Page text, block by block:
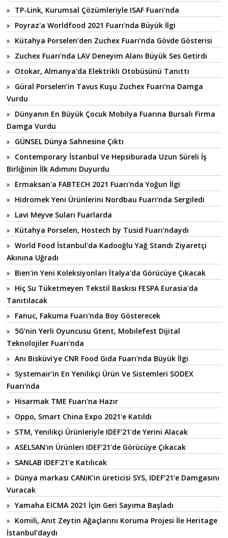
TP-Link, Kurumsal Çözümleriyle ISAF Fuarı’nda
Poyraz'a Worldfood 2021 Fuarı'nda Büyük İlgi
Kütahya Porselen’den Zuchex Fuarı’nda Gövde Gösterisi
Zuchex Fuarı’nda LAV Deneyim Alanı Büyük Ses Getirdi
Otokar, Almanya'da Elektrikli Otobüsünü Tanıttı
Güral Porselen’in Tavus Kuşu Zuchex Fuarı’na Damga
Vurdu
Dünyanın En Büyük Çocuk Mobilya Fuarına Bursalı Firma
Damga Vurdu
GÜNSEL Dünya Sahnesine Çıktı
Contemporary İstanbul Ve Hepsiburada Uzun Süreli İş
Birliğinin İlk Adımını Duyurdu
Ermaksan'a FABTECH 2021 Fuarı'nda Yoğun İlgi
Hidromek Yeni Ürünlerini Nordbau Fuarı’nda Sergiledi
Lavi Meyve Suları Fuarlarda
Kütahya Porselen, Hostech by Tusid Fuarı'ndaydı
World Food İstanbul'da Kadooğlu Yağ Standı Ziyaretçi
Akınına Uğradı
Bien'in Yeni Koleksiyonları İtalya'da Görücüye Çıkacak
Hiç Su Tüketmeyen Tekstil Baskısı FESPA Eurasia'da
Tanıtılacak
Fanuc, Fakuma Fuarı'nda Boy Gösterecek
5G’nin Yerli Oyuncusu Gtent, Mobılefest Dijital
Teknolojiler Fuarı’nda
Anı Bisküvi'ye CNR Food Gıda Fuarı'nda Büyük İlgi
Systemair'in En Yenilikçi Ürün Ve Sistemleri SODEX
Fuarı'nda
Hisarmak TME Fuarı'na Hazır
Oppo, Smart China Expo 2021'e Katıldı
STM, Yenilikçi Ürünleriyle IDEF'21'de Yerini Alacak
ASELSAN'ın Ürünleri IDEF'21'de Görücüye Çıkacak
SANLAB IDEF'21'e Katılıcak
Dünya markası CANiK’in üreticisi SYS, IDEF’21’e Damgasını
Vuracak
Yamaha EICMA 2021 İçin Geri Sayıma Başladı
Komili, Anıt Zeytin Ağaçlarını Koruma Projesi İle Heritage
İstanbul’daydı